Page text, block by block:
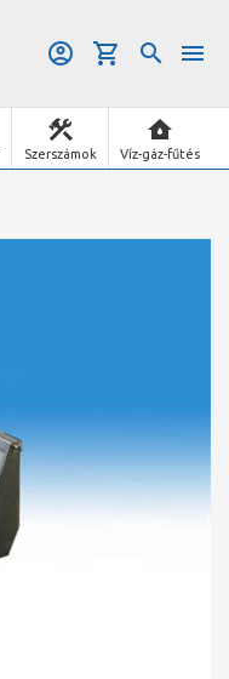
Szerszámok Víz-gáz-fűtés